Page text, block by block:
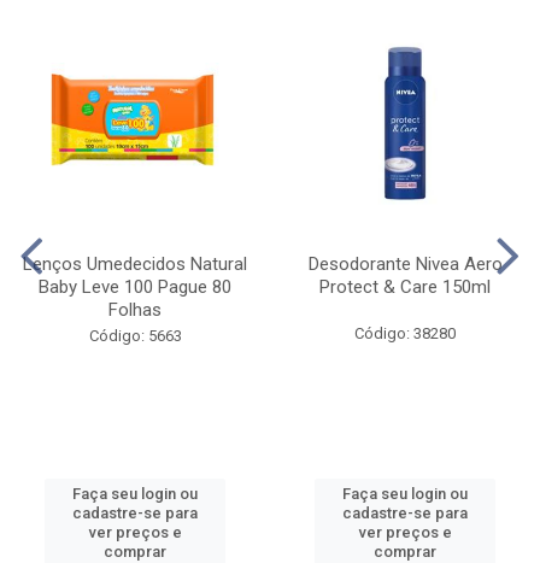
Lenços Umedecidos Natural
Baby Leve 100 Pague 80
Folhas
Código: 5663
Faça seu login ou
cadastre-se para
ver preços e
comprar
Desodorante Nivea Aero
Protect & Care 150ml
Código: 38280
Faça seu login ou
cadastre-se para
ver preços e
comprar